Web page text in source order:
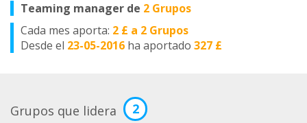
Teaming manager de 2 Grupos
Cada mes aporta: 2 £ a 2 Grupos
Desde el 23-05-2016 ha aportado 327 £
Grupos que lidera 2